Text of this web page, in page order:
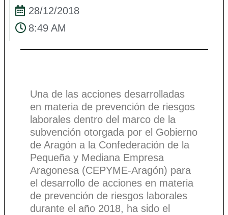
28/12/2018
8:49 AM
Una de las acciones desarrolladas
en materia de prevención de riesgos
laborales dentro del marco de la
subvención otorgada por el Gobierno
de Aragón a la Confederación de la
Pequeña y Mediana Empresa
Aragonesa (CEPYME-Aragón) para
el desarrollo de acciones en materia
de prevención de riesgos laborales
durante el año 2018, ha sido el